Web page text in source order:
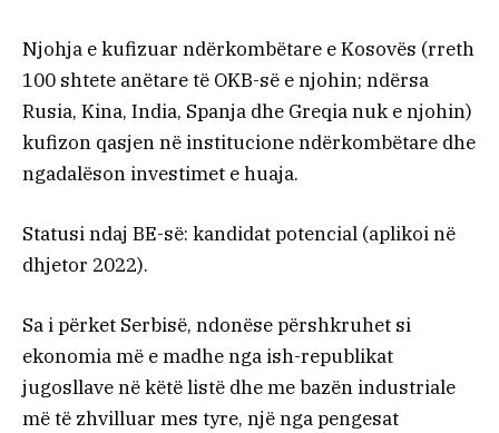
Njohja e kufizuar ndërkombëtare e Kosovës (rreth
100 shtete anëtare të OKB-së e njohin; ndërsa
Rusia, Kina, India, Spanja dhe Greqia nuk e njohin)
kufizon qasjen në institucione ndërkombëtare dhe
ngadalëson investimet e huaja.
Statusi ndaj BE-së: kandidat potencial (aplikoi në
dhjetor 2022).
Sa i përket Serbisë, ndonëse përshkruhet si
ekonomia më e madhe nga ish-republikat
jugosllave në këtë listë dhe me bazën industriale
më të zhvilluar mes tyre, një nga pengesat